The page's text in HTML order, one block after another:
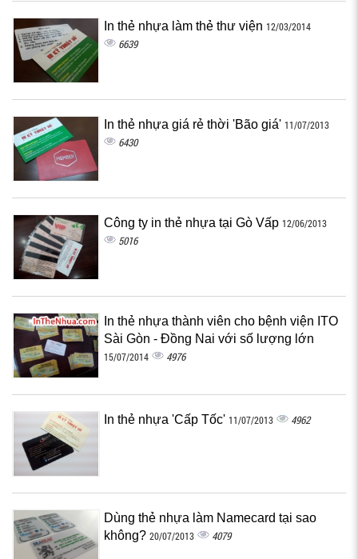
In thẻ nhựa làm thẻ thư viện 12/03/2014
6639
In thẻ nhựa giá rẻ thời 'Bão giá' 11/07/2013
6430
Công ty in thẻ nhựa tại Gò Vấp 12/06/2013
5016
In thẻ nhựa thành viên cho bệnh viện ITO
Sài Gòn - Đồng Nai với số lượng lớn
15/07/2014 4976
In thẻ nhựa 'Cấp Tốc' 11/07/2013 4962
Dùng thẻ nhựa làm Namecard tại sao
không? 20/07/2013 4079